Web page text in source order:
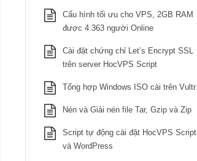
Cấu hình tối ưu cho VPS, 2GB RAM
được 4.363 người Online
Cài đặt chứng chỉ Let’s Encrypt SSL
trên server HocVPS Script
Tổng hợp Windows ISO cài trên Vultr
Nén và Giải nén file Tar, Gzip và Zip
Script tự động cài đặt HocVPS Script
và WordPress